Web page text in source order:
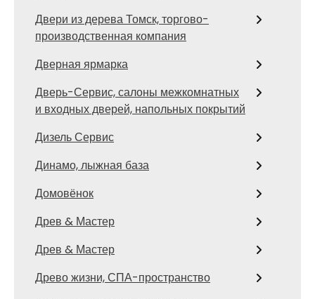
Двери из дерева Томск, торгово-
производственная компания
Дверная ярмарка
Дверь-Сервис, салоны межкомнатных
и входных дверей, напольных покрытий
Дизель Сервис
Динамо, лыжная база
Домовёнок
Древ & Мастер
Древ & Мастер
Древо жизни, СПА-пространство